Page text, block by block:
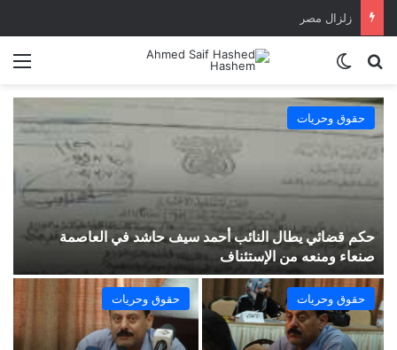
زلزال مصر
بحث عنالوضع المظلم
حقوق وحريات
حكم قضائي يطال النائب أحمد سيف حاشد في العاصمة
صنعاء ومنعه من الإستئناف
حقوق وحريات حقوق وحريات